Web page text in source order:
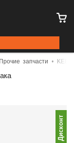
Прочие запчасти
Дисконт